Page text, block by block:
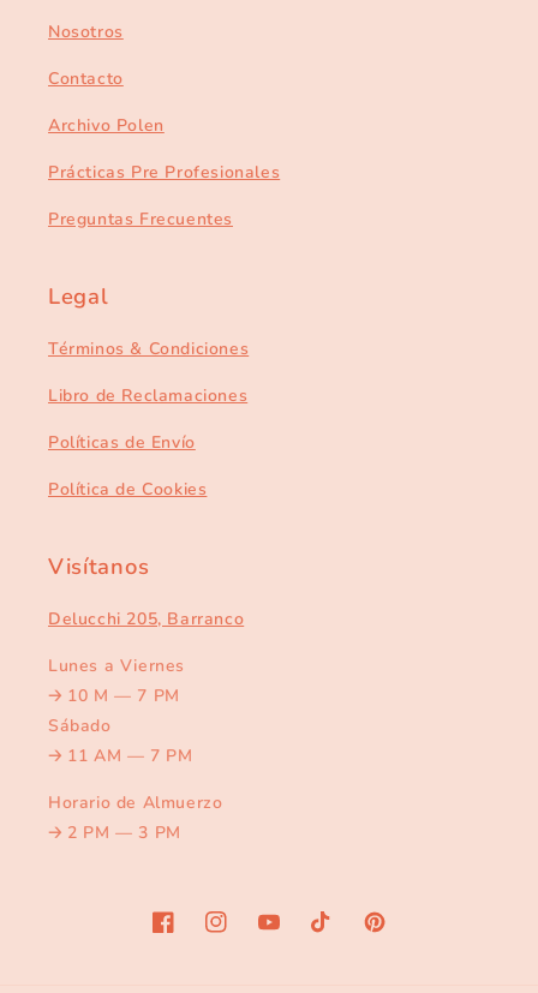
Nosotros
Contacto
Archivo Polen
Prácticas Pre Profesionales
Preguntas Frecuentes
Legal
Términos & Condiciones
Libro de Reclamaciones
Políticas de Envío
Política de Cookies
Visítanos
Delucchi 205, Barranco
Lunes a Viernes
🡢 10 M — 7 PM
Sábado
🡢 11 AM — 7 PM
Horario de Almuerzo
🡢 2 PM — 3 PM
FacebookInstagramYouTubeTikTok Pinterest